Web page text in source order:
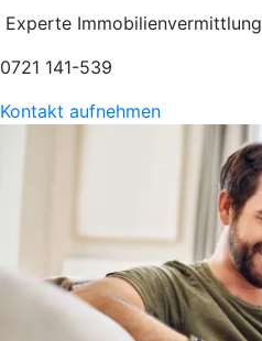
Experte Immobilienvermittlung
0721 141-539
Kontakt aufnehmen